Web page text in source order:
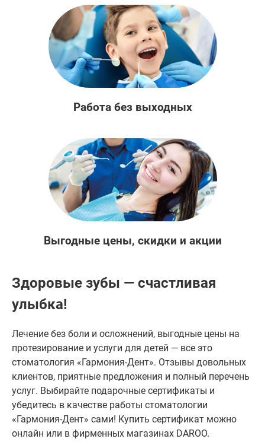
Работа без выходных
Выгодные цены, скидки и акции
Здоровые зубы — счастливая
улыбка!
Лечение без боли и осложнений, выгодные цены на
протезирование и услуги для детей — все это
стоматология «Гармония-Дент». Отзывы довольных
клиентов, приятные предложения и полный перечень
услуг. Выбирайте подарочные сертификаты и
убедитесь в качестве работы стоматологии
«Гармония-Дент» сами! Купить сертификат можно
онлайн или в фирменных магазинах DAROO.